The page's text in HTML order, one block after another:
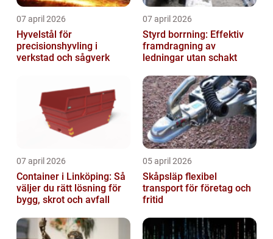
07 april 2026
Hyvelstål för
precisionshyvling i
verkstad och sågverk
07 april 2026
Styrd borrning: Effektiv
framdragning av
ledningar utan schakt
07 april 2026
Container i Linköping: Så
väljer du rätt lösning för
bygg, skrot och avfall
05 april 2026
Skåpsläp flexibel
transport för företag och
fritid